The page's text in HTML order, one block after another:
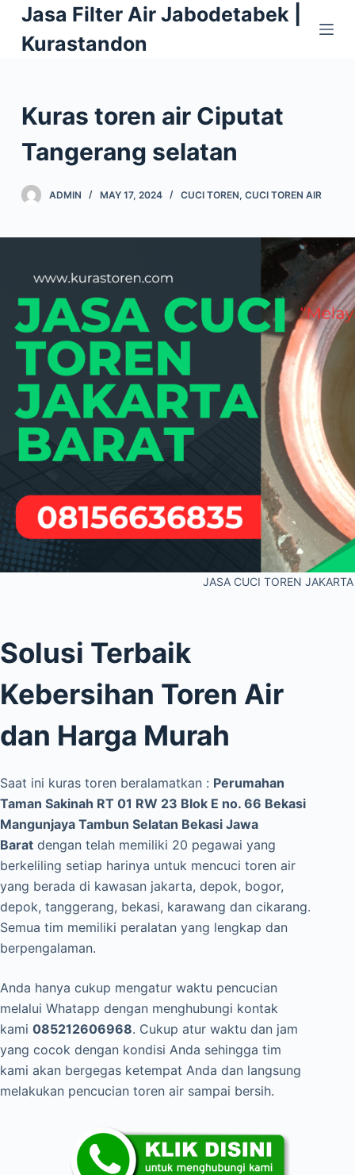
S
k
o
c
Jasa Filter Air Jabodetabek |
Kurastandon
Kuras toren air Ciputat
Tangerang selatan
ADMIN MAY 17, 2024 CUCI TOREN, CUCI TOREN AIR
JASA CUCI TOREN
Solusi Terbaik
Kebersihan Toren Air
dan Harga Murah
Saat ini kuras toren beralamatkan : Perumahan
Taman Sakinah RT 01 RW 23 Blok E no. 66 Bekasi
Mangunjaya Tambun Selatan Bekasi Jawa
Barat dengan telah memiliki 20 pegawai yang
berkeliling setiap harinya untuk mencuci toren air
yang berada di kawasan jakarta, depok, bogor,
depok, tanggerang, bekasi, karawang dan cikarang.
Semua tim memiliki peralatan yang lengkap dan
berpengalaman.
Anda hanya cukup mengatur waktu pencucian
melalui Whatapp dengan menghubungi kontak
kami 085212606968. Cukup atur waktu dan jam
yang cocok dengan kondisi Anda sehingga tim
kami akan bergegas ketempat Anda dan langsung
melakukan pencucian toren air sampai bersih.